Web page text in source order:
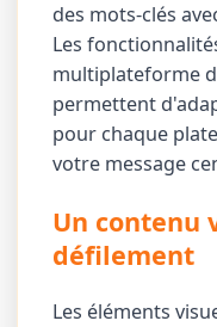
des mots-clés
Les
multiplateforme
permettent
pour chaque
votre message
Un contenu
défilement
Les éléments